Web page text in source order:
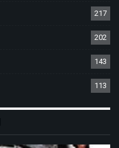
217
202
143
113